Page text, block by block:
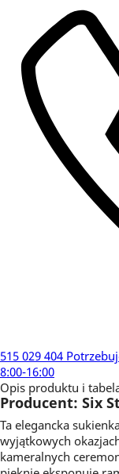
515 029 404
8:00-16:00
Opis produktu i
Producent: Six
Ta elegancka
wyjątkowych
kameralnych